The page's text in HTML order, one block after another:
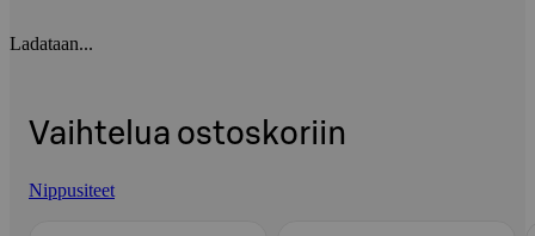
Ladataan...
Vaihtelua ostoskoriin
Nippusiteet